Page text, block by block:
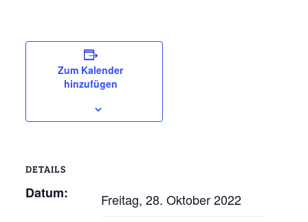
Zum Kalender
hinzufügen
DETAILS
Datum: Freitag, 28. Oktober 2022